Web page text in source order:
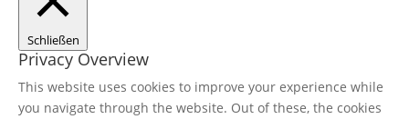
Schließen
Privacy Overview
This website uses cookies to improve your experience while
you navigate through the website. Out of these, the cookies